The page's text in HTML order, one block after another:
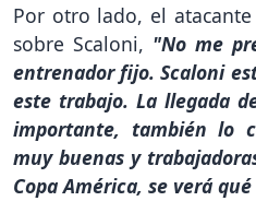
Por otro lado, el
sobre Scaloni, "No me
entrenador fijo. Scaloni
este trabajo. La llegada
importante, también lo
muy buenas y
Copa América, se verá